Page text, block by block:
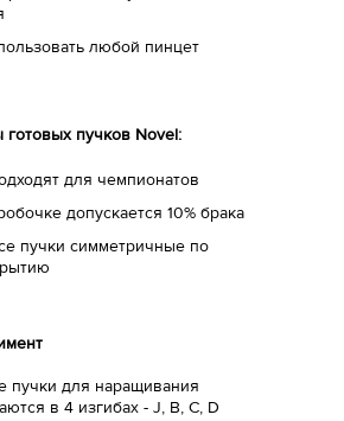
любой пинцет
пучков Novel:
для чемпионатов
допускается 10% брака
пучки симметричные по
пучки для наращивания
в 4 изгибах - J, B, C, D